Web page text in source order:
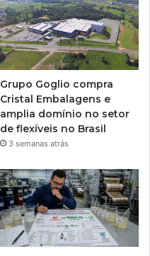
Grupo Goglio compra
Cristal Embalagens e
amplia domínio no setor
de flexíveis no Brasil
3 semanas atrás